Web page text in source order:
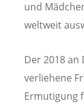
und
weltweit
Der 2018 an
verliehene
Ermutigung